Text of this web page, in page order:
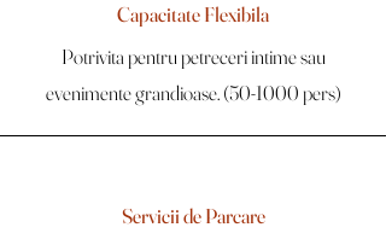
Capacitate Flexibila
Potrivita pentru petreceri intime sau
evenimente grandioase. (50-1000 pers)
Servicii de Parcare